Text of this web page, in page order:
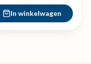
In winkelwagen